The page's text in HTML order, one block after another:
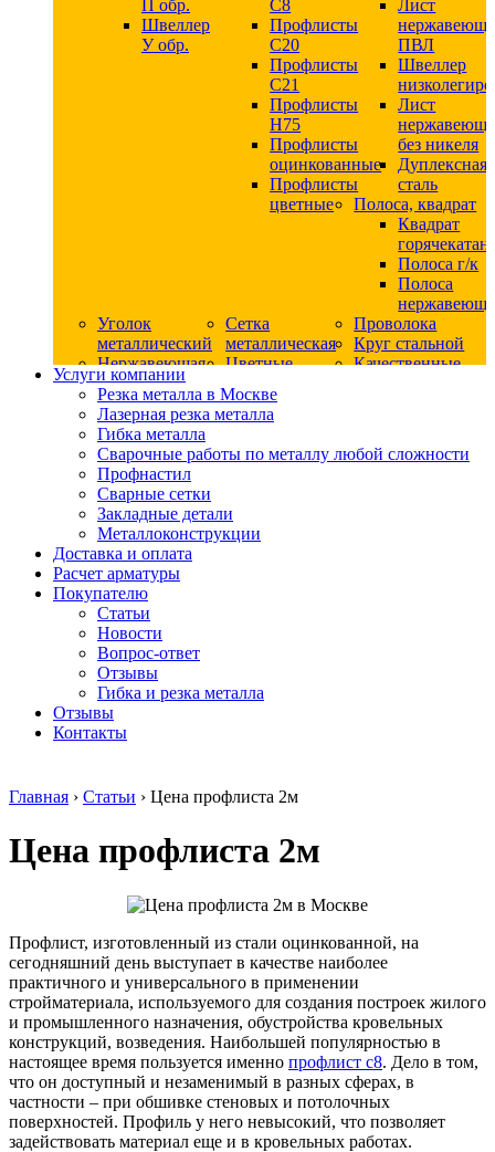
П обр.
Швеллер
У обр.
С8
Профлисты
С20
Профлисты
C21
Профлисты
Н75
Профлисты
оцинкованные
Профлисты
цветные
Лист
ПВЛ
Швеллер
Лист
без никеля
Дуплексная
сталь
Полоса, квадрат
Квадрат
Полоса г/к
Полоса
Уголок
металлический
Сетка
металлическая
Проволока
Круг стальной
Нержавеющая
сталь
Квадрат
нержавеющий
никельсодержащий
Круг
нержавеющий
безникелевый
жаропрочный
Круг
нержавеющий
никельсодержащий
Шестигранник
нержавеющий
никельсодержащий
Шестигранник
нержавеющий
безникелевый
Трубы
электросварные
AISI
Трубы
нержавеющие
электросварные
AISI
квадратные
Трубы
нержавеющие
электросварные
AISI
Трубы
нержавеющие
перфорированные
Трубы
Цветные
Шестигранник
дюралевый
дюралевый
Общестроительный
алюминиевый
Плита
Профиль
(вентиляционный)
Тавр
алюминиевый
Труба
алюминиевая
Уголок
алюминиевый
Фольга
алюминиевая
Чушка
алюминиевая
Качественные
Трубы
Фланцы
стальные
Заглушки
стальные
Тройники
Хомуты
стальные
Услуги компании
Резка металла в Москве
Лазерная резка металла
Гибка металла
Сварочные работы по металлу любой сложности
Профнастил
Сварные сетки
Закладные детали
Металлоконструкции
Доставка и оплата
Расчет арматуры
Покупателю
Статьи
Новости
Вопрос-ответ
Отзывы
Гибка и резка металла
Отзывы
Контакты
Главная › Статьи › Цена профлиста 2м
Цена профлиста 2м
Профлист, изготовленный из стали оцинкованной, на
сегодняшний день выступает в качестве наиболее
практичного и универсального в применении
стройматериала, используемого для создания построек жилого
и промышленного назначения, обустройства кровельных
конструкций, возведения. Наибольшей популярностью в
настоящее время пользуется именно профлист с8. Дело в том,
что он доступный и незаменимый в разных сферах, в
частности – при обшивке стеновых и потолочных
поверхностей. Профиль у него невысокий, что позволяет
задействовать материал еще и в кровельных работах.